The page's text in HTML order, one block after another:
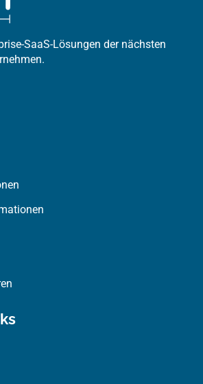
SaaS-Lösungen der nächsten